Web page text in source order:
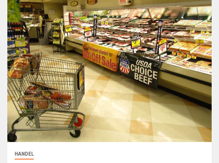
HANDEL